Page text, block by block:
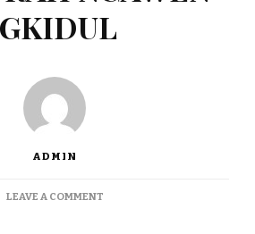
ADMIN
LEAVE A COMMENTON